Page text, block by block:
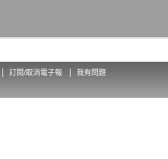
訂閱/取消電子報 我有問題